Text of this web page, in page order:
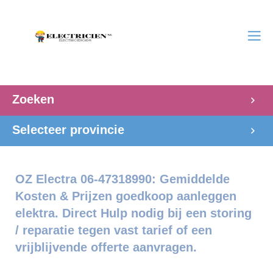
Zoeken
Selecteer provincie
OZ Electra 06-47318990: Gemiddelde
Kosten & Prijzen goedkoop aanleggen
elektra. Direct Hulp nodig bij een storing
/ reparatie tegen vast tarief of een
vrijblijvende offerte aanvragen.